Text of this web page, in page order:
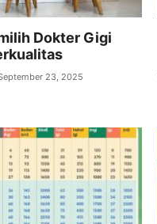
Dokter Gigi
23, 2025